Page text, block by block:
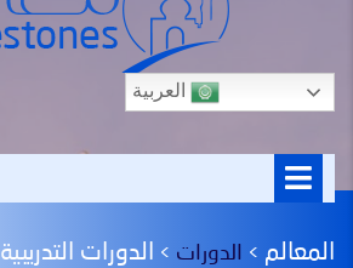
العربية
المعالم > الدورات > الدورات التدريبية